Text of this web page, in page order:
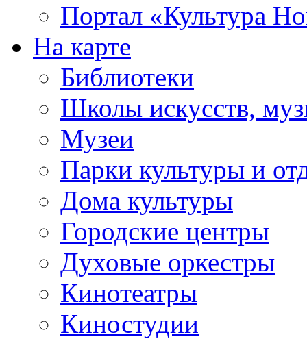
Портал «Культура
На карте
Библиотеки
Школы искусств,
Музеи
Парки культуры и
Дома культуры
Городские центры
Духовые оркестры
Кинотеатры
Киностудии